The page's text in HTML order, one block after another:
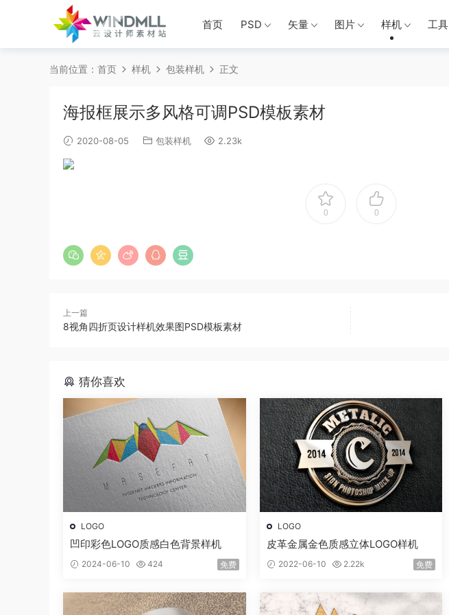
首页 PSD 矢量 图片 样机 工具
当前位置： 首页 样机 包装样机 正文
海报框展示多风格可调PSD模板素材
2020-08-05 包装样机 2.23k
0 0
上一篇
8视角四折页设计样机效果图PSD模板素材
猜你喜欢
LOGO
凹印彩色LOGO质感白色背景样机
2024-06-10 424 免费
LOGO
皮革金属金色质感立体LOGO样机
2022-06-10 2.22k 免费